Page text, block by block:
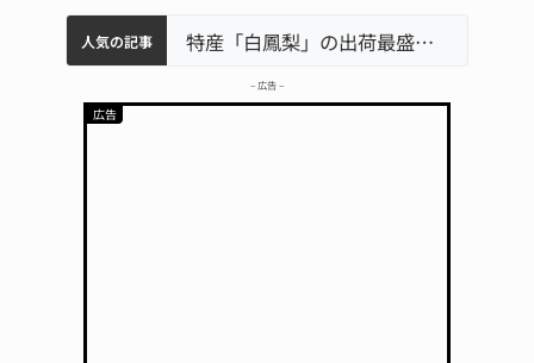
人気の記事
名張市水道料金47％値上げへ 答申案、審議会で大筋まとまる
中学校の陶壁モニュメント 地元建設会社がボランティアで清掃 伊賀名張市立病院のDMAT、熊本地震の被災地へ 能登以来3回目の派遣 特産「白鳳梨」の出荷最盛期 直売所にぎわう 伊賀
– 広告 –